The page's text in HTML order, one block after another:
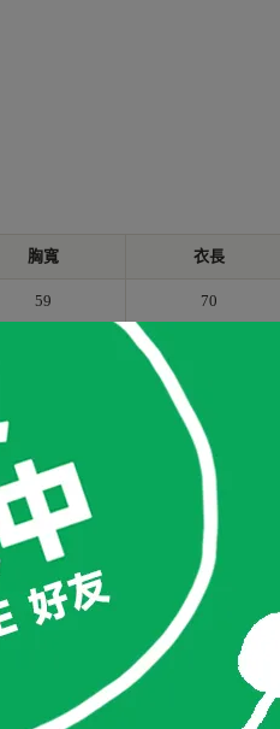
胸寬 衣長
59 70
高 160-185 cm 參考。
看我